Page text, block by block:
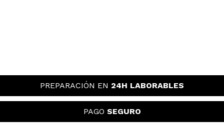
PREPARACIÓN EN 24H LABORABLES
PAGO SEGURO